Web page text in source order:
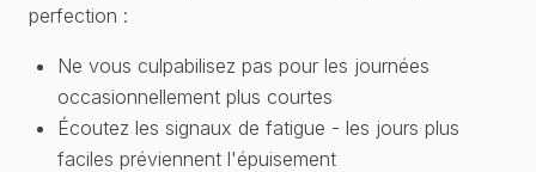
perfection :
Ne vous culpabilisez pas pour les journées
occasionnellement plus courtes
Écoutez les signaux de fatigue - les jours plus
faciles préviennent l'épuisement